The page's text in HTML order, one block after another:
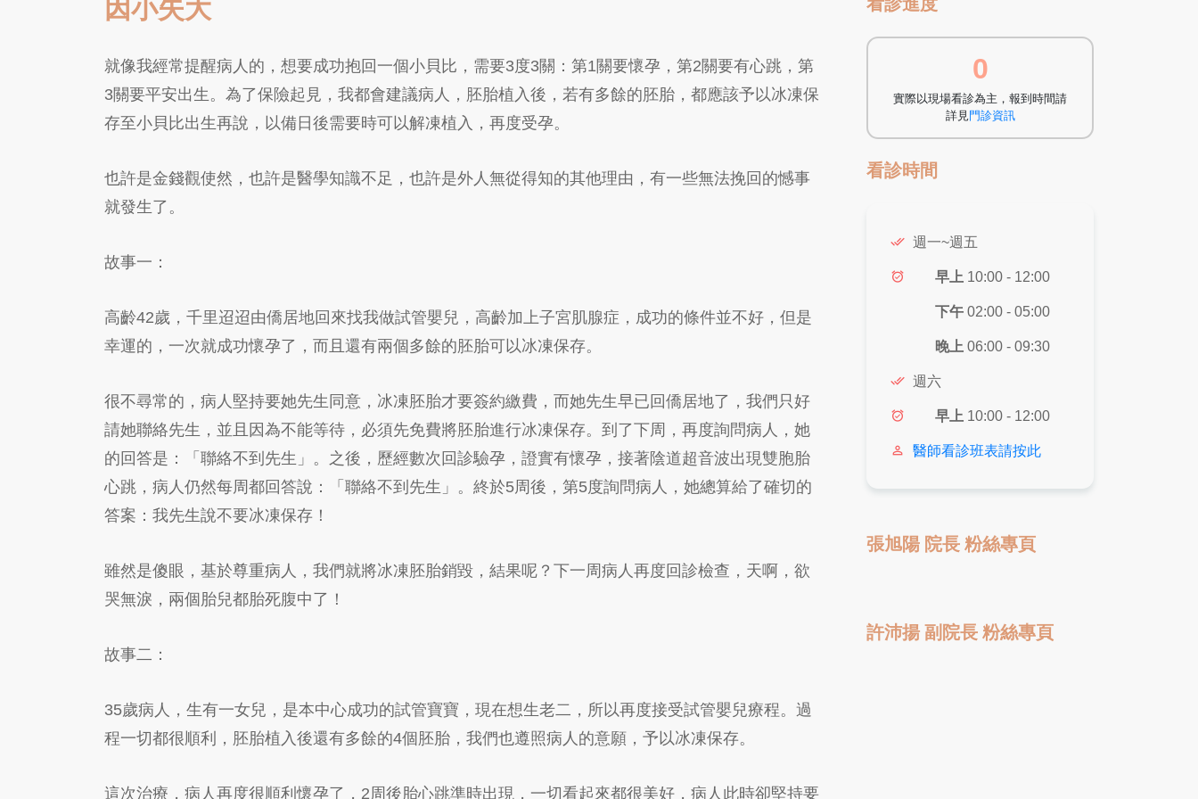
因小失大
就像我經常提醒病人的，想要成功抱回一個小貝比，需要3度3關：第1關要懷孕，第2關要有心跳，第
3關要平安出生。為了保險起見，我都會建議病人，胚胎植入後，若有多餘的胚胎，都應該予以冰凍保
存至小貝比出生再說，以備日後需要時可以解凍植入，再度受孕。
也許是金錢觀使然，也許是醫學知識不足，也許是外人無從得知的其他理由，有一些無法挽回的憾事
就發生了。
故事一：
高齡42歲，千里迢迢由僑居地回來找我做試管嬰兒，高齡加上子宮肌腺症，成功的條件並不好，但是
幸運的，一次就成功懷孕了，而且還有兩個多餘的胚胎可以冰凍保存。
很不尋常的，病人堅持要她先生同意，冰凍胚胎才要簽約繳費，而她先生早已回僑居地了，我們只好
請她聯絡先生，並且因為不能等待，必須先免費將胚胎進行冰凍保存。到了下周，再度詢問病人，她
的回答是：「聯絡不到先生」。之後，歷經數次回診驗孕，證實有懷孕，接著陰道超音波出現雙胞胎
心跳，病人仍然每周都回答說：「聯絡不到先生」。終於5周後，第5度詢問病人，她總算給了確切的
答案：我先生說不要冰凍保存！
雖然是傻眼，基於尊重病人，我們就將冰凍胚胎銷毀，結果呢？下一周病人再度回診檢查，天啊，欲
哭無淚，兩個胎兒都胎死腹中了！
故事二：
35歲病人，生有一女兒，是本中心成功的試管寶寶，現在想生老二，所以再度接受試管嬰兒療程。過
程一切都很順利，胚胎植入後還有多餘的4個胚胎，我們也遵照病人的意願，予以冰凍保存。
這次治療，病人再度很順利懷孕了，2周後胎心跳準時出現，一切看起來都很美好，病人此時卻堅持要
0
實際以現場看診為主，報到時間請
詳見門診資訊
看診時間
done_all 週一~週五
alarm_on 早上 10:00 - 12:00
下午 02:00 - 05:00
晚上 06:00 - 09:30
done_all 週六
alarm_on 早上 10:00 - 12:00
person_outline 醫師看診班表請按此
張旭陽 院長 粉絲專頁
許沛揚 副院長 粉絲專頁